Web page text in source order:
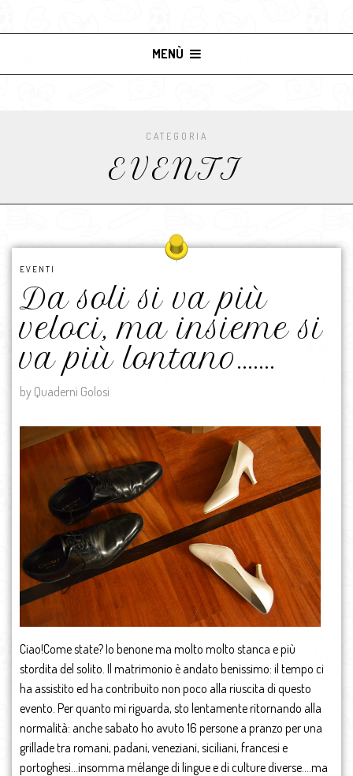
MENÙ
CATEGORIA
EVENTI
EVENTI
Da soli si va più
veloci, ma insieme si
va più lontano…….
by Quaderni Golosi
Ciao!Come state? Io benone ma molto molto stanca e più
stordita del solito. Il matrimonio è andato benissimo: il tempo ci
ha assistito ed ha contribuito non poco alla riuscita di questo
evento. Per quanto mi riguarda, sto lentamente ritornando alla
normalità: anche sabato ho avuto 16 persone a pranzo per una
grillade tra romani, padani, veneziani, siciliani, francesi e
portoghesi…insomma mélange di lingue e di culture diverse….ma